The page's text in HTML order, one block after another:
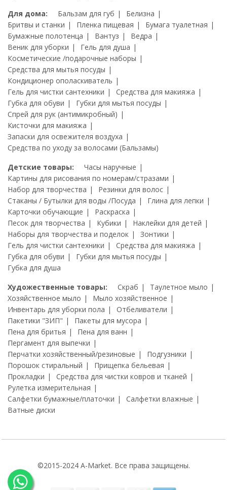
Для дома:
Бальзам для губ
Белизна
Бритвы и станки
Пленка пищевая
Бумага туалетная
Бумажные полотенца
Вантуз
Ведра
Веник для уборки
Гель для душа
Косметические /подарочные наборы
Средства для мытья посуды
Кондиционер ополаскиватель
Гель для чистки сантехники
Средства для макияжа
Губка для обуви
Губки для мытья посуды
Спрей для рук (антимикробный)
Кисточки для макияжа
Запаски для освежителя воздуха
Средства по уходу за волосами (Бальзамы)
Детские товары:
Часы наручные
Картины для рисования по номерам/стразами
Набор для творчества
Резинки для волос
Стаканы / Бутылки для воды /Посуда
Глина для лепки
Карточки обучающие
Раскраска
Песок для творчества
Кубики
Наклейки для детей
Наборы для творчества и поделок
Зонтики
Гель для чистки сантехники
Средства для макияжа
Губка для обуви
Губки для мытья посуды
Губка для душа
Художественные товары:
Скраб
Таулетное мыло
Хозяйственное мыло
Мыло хозяйственное
Инвентарь для уборки пола
Отбеливатели
Пакетики "ЗИП"
Пакеты для мусора
Пена для бритья
Пена для ванн
Пергамент для выпечки
Перчатки хозяйственный/резиновые
Подгузники
Порошок стиральный
Прищепка бельевая
Прокладки
Средства для чистки ковров и тканей
Рулетка измерительная
Салфетки бумажные/платочки
Салфетки влажные
Ватные диски
©2015-2024 A-Market. Все права защищены.